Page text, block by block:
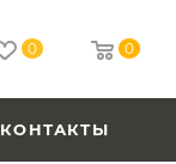
0 0
КОНТАКТЫ